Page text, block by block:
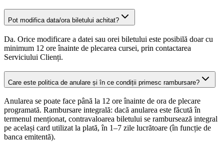
Pot modifica data/ora biletului achitat?
Da. Orice modificare a datei sau orei biletului este posibilă doar cu
minimum 12 ore înainte de plecarea cursei, prin contactarea
Serviciului Clienți.
Care este politica de anulare și în ce condiții primesc rambursare?
Anularea se poate face până la 12 ore înainte de ora de plecare
programată. Rambursare integrală: dacă anularea este făcută în
termenul menționat, contravaloarea biletului se rambursează integral
pe același card utilizat la plată, în 1–7 zile lucrătoare (în funcție de
banca emitentă).